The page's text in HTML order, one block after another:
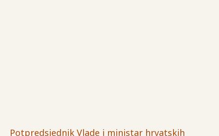
Potpredsjednik Vlade i ministar hrvatskih